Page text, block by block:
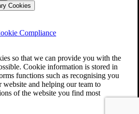
Cookies
Compliance
so that we can provide you with the
Cookie information is stored in
functions such as recognising you
and helping our team to
of the website you find most